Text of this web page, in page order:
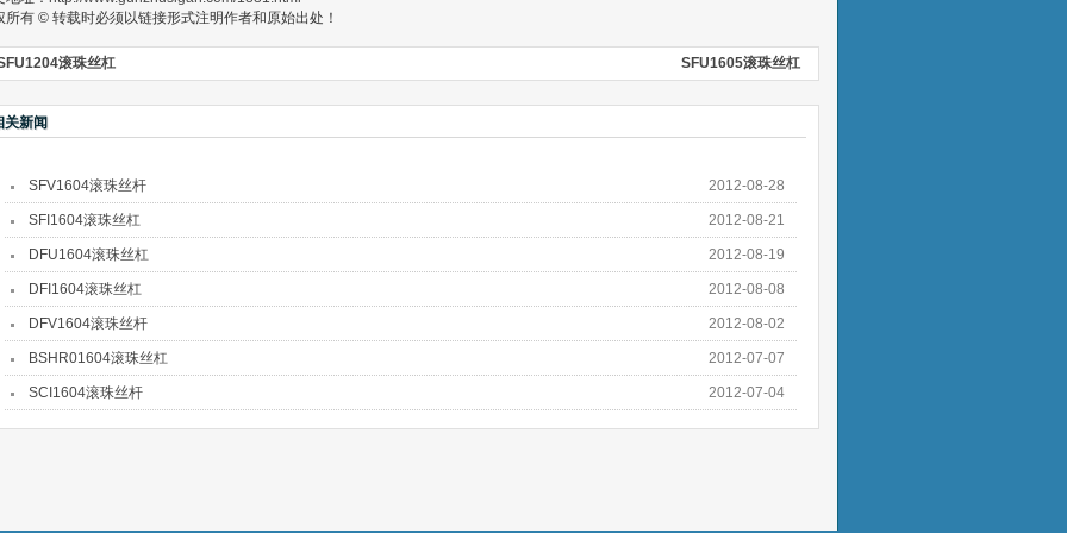
所有 © 转载时必须以链接形式注明作者和原始出处！
滚珠丝杠 SFU1605滚珠丝杠
关新闻
2012-08-28
SFV1604滚珠丝杆
2012-08-21
SFI1604滚珠丝杠
2012-08-19
DFU1604滚珠丝杠
2012-08-08
DFI1604滚珠丝杠
2012-08-02
DFV1604滚珠丝杆
2012-07-07
BSHR01604滚珠丝杠
2012-07-04
SCI1604滚珠丝杆